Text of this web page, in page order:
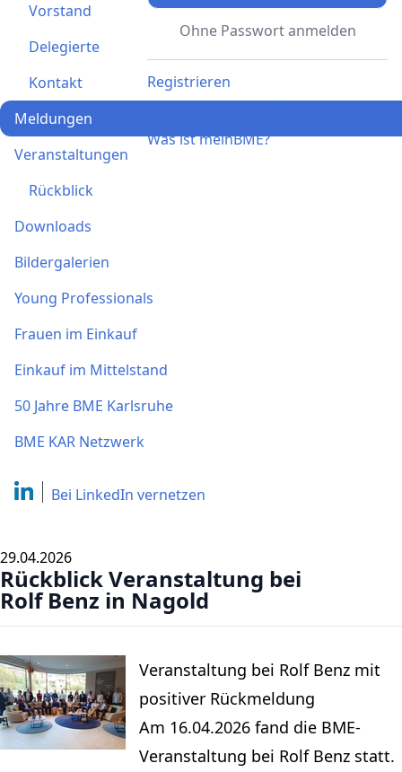
Ohne Passwort anmelden
Registrieren
Was ist meinBME?
Vorstand
Delegierte
Kontakt
Meldungen
Veranstaltungen
Rückblick
Downloads
Bildergalerien
Young Professionals
Frauen im Einkauf
Einkauf im Mittelstand
50 Jahre BME Karlsruhe
BME KAR Netzwerk
Bei LinkedIn vernetzen
29.04.2026
Rückblick Veranstaltung bei
Rolf Benz in Nagold
Veranstaltung bei Rolf Benz mit
positiver Rückmeldung
Am 16.04.2026 fand die BME-
Veranstaltung bei Rolf Benz statt.